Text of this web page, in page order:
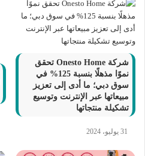
شركة Onesto Home تحقق
نموًا مذهلًا بنسبة 125% في
سوق دبي؛ ما أدى إلى تعزيز
مبيعاتها عبر الإنترنت وتوسيع
تشكيلة منتجاتها
31 يوليو، 2024